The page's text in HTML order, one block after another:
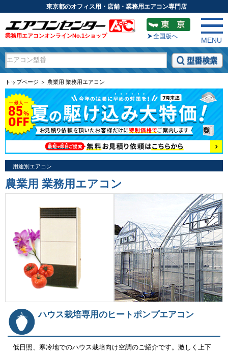
東京都のオフィス用・店舗・業務用エアコン専門店
業務用エアコンオンラインNo.1ショップ 全国版へ
MENU
トップページ ＞ 農業用 業務用エアコン
用途別エアコン
農業用 業務用エアコン
ハウス栽培専用のヒートポンプエアコン
低日照、寒冷地でのハウス栽培向け空調のご紹介です。激しく上下